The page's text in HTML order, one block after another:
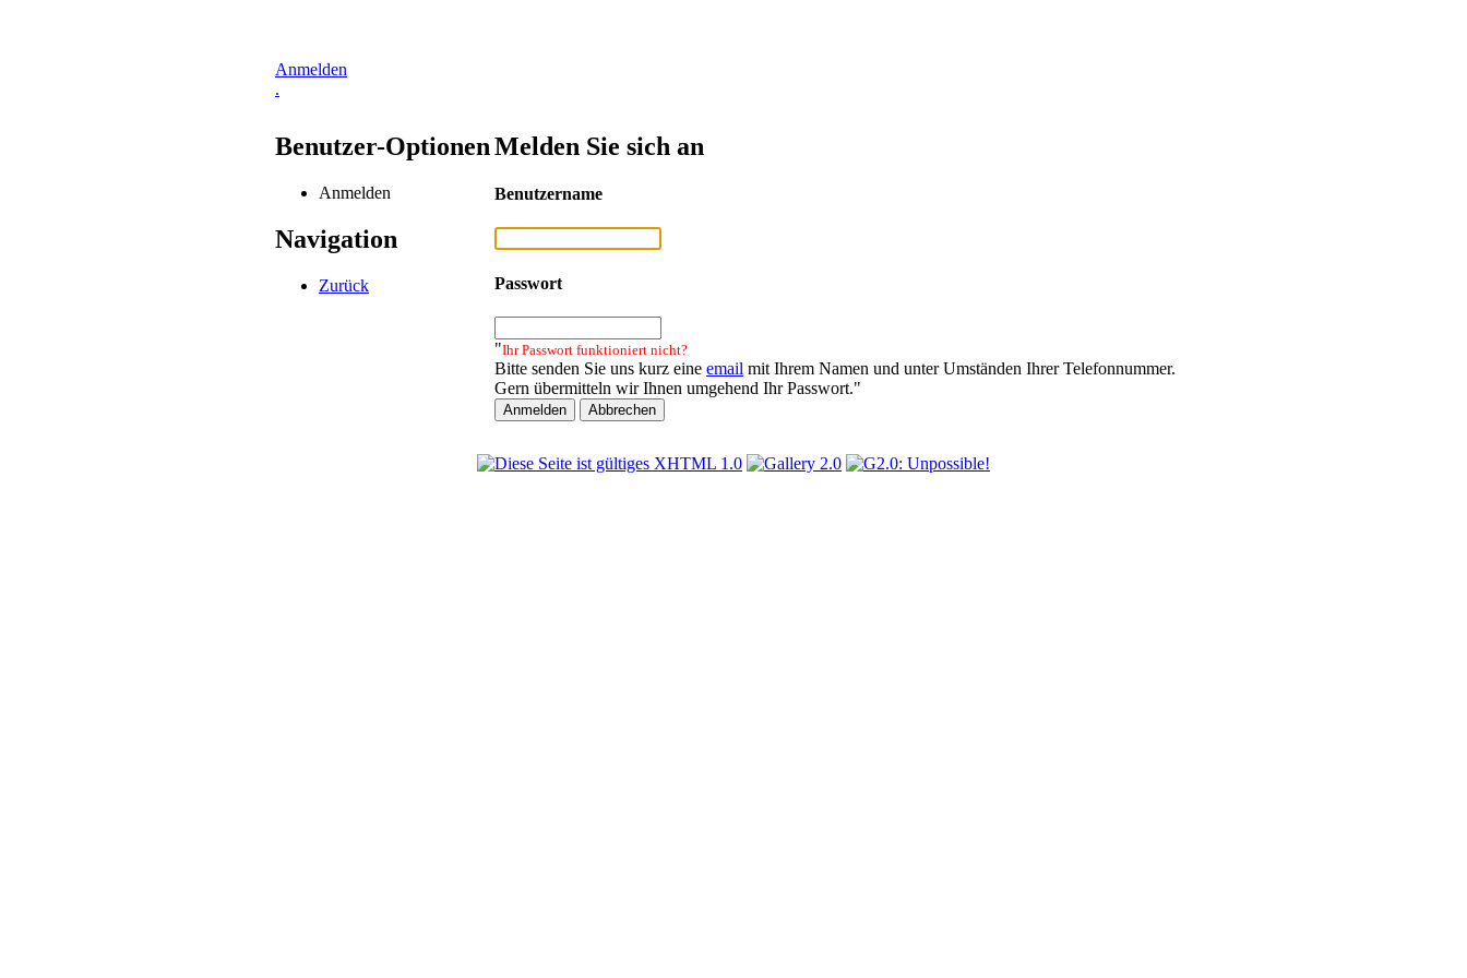
Anmelden
.
Benutzer-Optionen
Anmelden
Navigation
Zurück
Melden Sie sich an
Benutzername
Passwort
"Ihr Passwort funktioniert nicht?
Bitte senden Sie uns kurz eine email mit Ihrem Namen und unter Umständen Ihrer Telefonnummer.
Gern übermitteln wir Ihnen umgehend Ihr Passwort."